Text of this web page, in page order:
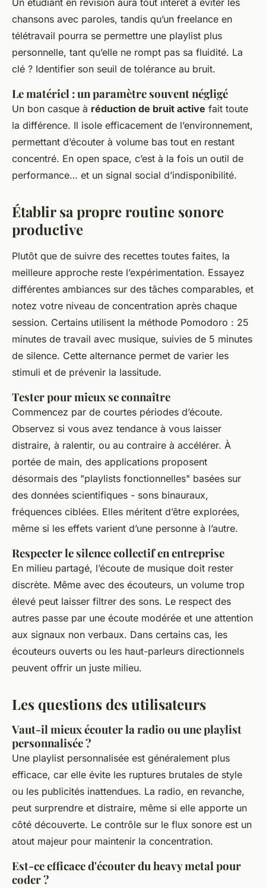
Un étudiant en révision aura tout intérêt à éviter les
chansons avec paroles, tandis qu’un freelance en
télétravail pourra se permettre une playlist plus
personnelle, tant qu’elle ne rompt pas sa fluidité. La
clé ? Identifier son seuil de tolérance au bruit.
Le matériel : un paramètre souvent négligé
Un bon casque à réduction de bruit active fait toute
la différence. Il isole efficacement de l’environnement,
permettant d’écouter à volume bas tout en restant
concentré. En open space, c’est à la fois un outil de
performance… et un signal social d’indisponibilité.
Établir sa propre routine sonore
productive
Plutôt que de suivre des recettes toutes faites, la
meilleure approche reste l’expérimentation. Essayez
différentes ambiances sur des tâches comparables, et
notez votre niveau de concentration après chaque
session. Certains utilisent la méthode Pomodoro : 25
minutes de travail avec musique, suivies de 5 minutes
de silence. Cette alternance permet de varier les
stimuli et de prévenir la lassitude.
Tester pour mieux se connaître
Commencez par de courtes périodes d’écoute.
Observez si vous avez tendance à vous laisser
distraire, à ralentir, ou au contraire à accélérer. À
portée de main, des applications proposent
désormais des "playlists fonctionnelles" basées sur
des données scientifiques - sons binauraux,
fréquences ciblées. Elles méritent d’être explorées,
même si les effets varient d’une personne à l’autre.
Respecter le silence collectif en entreprise
En milieu partagé, l’écoute de musique doit rester
discrète. Même avec des écouteurs, un volume trop
élevé peut laisser filtrer des sons. Le respect des
autres passe par une écoute modérée et une attention
aux signaux non verbaux. Dans certains cas, les
écouteurs ouverts ou les haut-parleurs directionnels
peuvent offrir un juste milieu.
Les questions des utilisateurs
Vaut-il mieux écouter la radio ou une playlist
personnalisée ?
Une playlist personnalisée est généralement plus
efficace, car elle évite les ruptures brutales de style
ou les publicités inattendues. La radio, en revanche,
peut surprendre et distraire, même si elle apporte un
côté découverte. Le contrôle sur le flux sonore est un
atout majeur pour maintenir la concentration.
Est-ce efficace d'écouter du heavy metal pour
coder ?